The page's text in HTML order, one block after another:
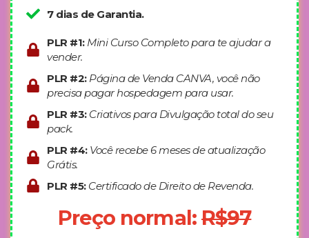
7 dias de Garantia.
PLR #1: Mini Curso Completo para te ajudar a
vender.
PLR #2: Página de Venda CANVA, você não
precisa pagar hospedagem para usar.
PLR #3: Criativos para Divulgação total do seu
pack.
PLR #4: Você recebe 6 meses de atualização
Grátis.
PLR #5: Certificado de Direito de Revenda.
Preço normal: R$97